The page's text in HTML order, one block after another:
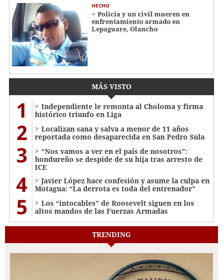
HECHO
Policía y un civil mueren en
enfrentamiento armado en
Lepaguare, Olancho
MÁS VISTO
1
Independiente le remonta al Choloma y firma
histórico triunfo en Liga
2
Localizan sana y salva a menor de 11 años
reportada como desaparecida en San Pedro Sula
3
“Nos vamos a ver en el país de nosotros”:
hondureño se despide de su hija tras arresto de
ICE
4
Javier López hace confesión y asume la culpa en
Motagua: “La derrota es toda del entrenador”
5
Los “intocables” de Roosevelt siguen en los
altos mandos de las Fuerzas Armadas
TRENDING